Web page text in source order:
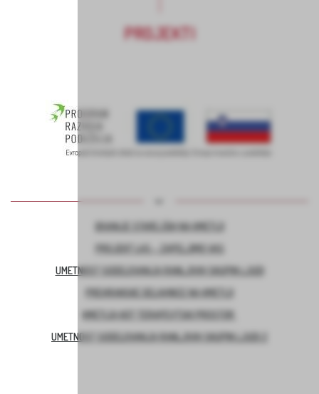
PROJEKTI
BIVANJE STAREJŠIH NA KMETIJI
PROJEKT LAS – ZAPELJIMO VAS
UMETNOST SODELOVANJA RANLJIVIH SKUPIN LJUDI
PREHRANSKE DELAVNICE NA KMETIJI
KMETIJA KOT TERAPEVTSKI PROSTOR
UMETNOST SODELOVANJA RANLJIVIH SKUPIN LJUDI 2